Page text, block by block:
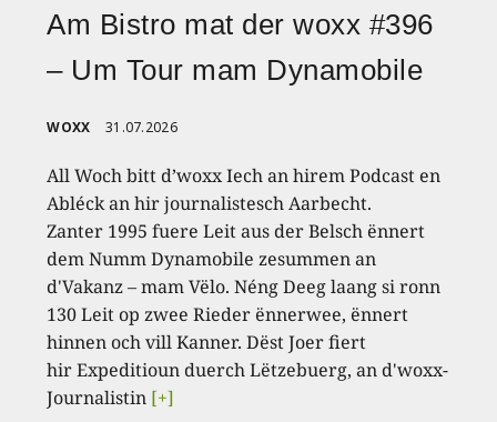
Am Bistro mat der woxx #396
– Um Tour mam Dynamobile
WOXX 31.07.2026
All Woch bitt d’woxx Iech an hirem Podcast en
Abléck an hir journalistesch Aarbecht.
Zanter 1995 fuere Leit aus der Belsch ënnert
dem Numm Dynamobile zesummen an
d'Vakanz – mam Vëlo. Néng Deeg laang si ronn
130 Leit op zwee Rieder ënnerwee, ënnert
hinnen och vill Kanner. Dëst Joer fiert
hir Expeditioun duerch Lëtzebuerg, an d'woxx-
Journalistin [+]